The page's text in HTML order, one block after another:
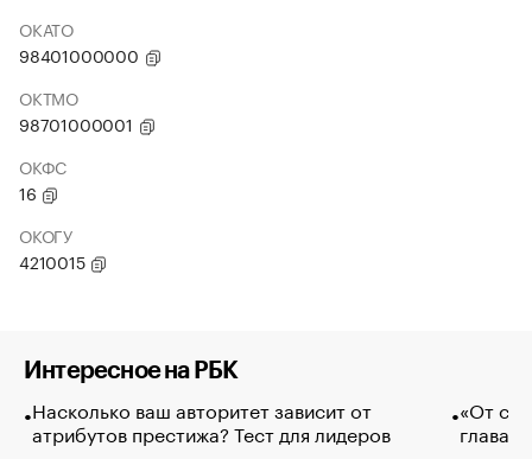
ОКАТО
98401000000
ОКТМО
98701000001
ОКФС
16
ОКОГУ
4210015
Интересное на РБК
Насколько ваш авторитет зависит от
атрибутов престижа? Тест для лидеров
«От
глава